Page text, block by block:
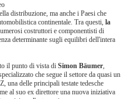
distribuzione, ma anche i Paesi che
continentale. Tra questi, la
costruttori e componentisti di
determinante sugli equilibri dell'intera
il punto di vista di Simon Bäumer,
che segue il settore da quasi un
una delle principali testate tedesche
al suo ex direttore una nuova iniziativa